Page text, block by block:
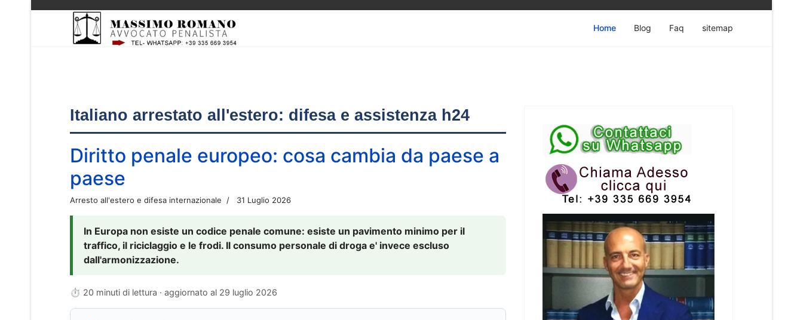
Home Blog Faq sitemap
Italiano arrestato all'estero: difesa e assistenza h24
Diritto penale europeo: cosa cambia da paese a
paese
Arresto all'estero e difesa internazionale 31 Luglio 2026
In Europa non esiste un codice penale comune: esiste un pavimento minimo per il
traffico, il riciclaggio e le frodi. Il consumo personale di droga e' invece escluso
dall'armonizzazione.
⏱ 20 minuti di lettura · aggiornato al 29 luglio 2026